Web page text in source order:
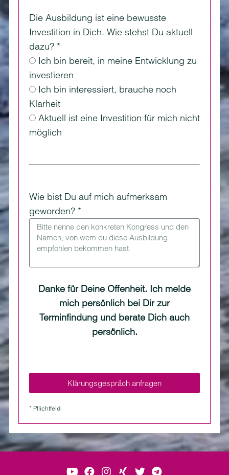
Die Ausbildung ist eine bewusste
Investition in Dich. Wie stehst Du aktuell
dazu? *
Ich bin bereit, in meine Entwicklung zu
investieren
Ich bin interessiert, brauche noch
Klarheit
Aktuell ist eine Investition für mich nicht
möglich
Wie bist Du auf mich aufmerksam
geworden? *
Danke für Deine Offenheit. Ich melde
mich persönlich bei Dir zur
Terminfindung und berate Dich auch
persönlich.
Klärungsgespräch anfragen
* Pflichtfeld